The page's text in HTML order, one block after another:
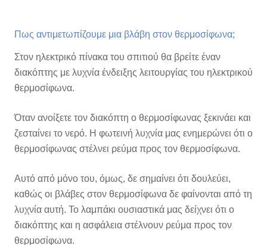
Πως αντιμετωπίζουμε μια βλάβη στον θερμοσίφωνα;
Στον ηλεκτρικό πίνακα του σπιτιού θα βρείτε έναν
διακόπτης με λυχνία ένδειξης λειτουργίας του ηλεκτρικού
θερμοσίφωνα.
Όταν ανοίξετε τον διακόπτη ο θερμοσίφωνας ξεκινάει και
ζεσταίνει το νερό. Η φωτεινή λυχνία μας ενημερώνει ότι ο
θερμοσίφωνας στέλνει ρεύμα προς τον θερμοσίφωνα.
Αυτό από μόνο του, όμως, δε σημαίνει ότι δουλεύει,
καθώς οι βλάβες στον θερμοσίφωνα δε φαίνονται από τη
λυχνία αυτή. Το λαμπάκι ουσιαστικά μας δείχνει ότι ο
διακόπτης και η ασφάλεια στέλνουν ρεύμα προς τον
θερμοσίφωνα.